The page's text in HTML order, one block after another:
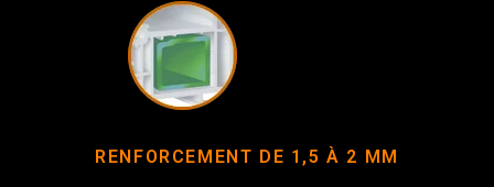
RENFORCEMENT DE 1,5 À 2 MM